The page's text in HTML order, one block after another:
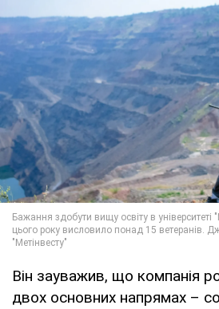
Він зауважив, що компанія
двох основних напрямах –